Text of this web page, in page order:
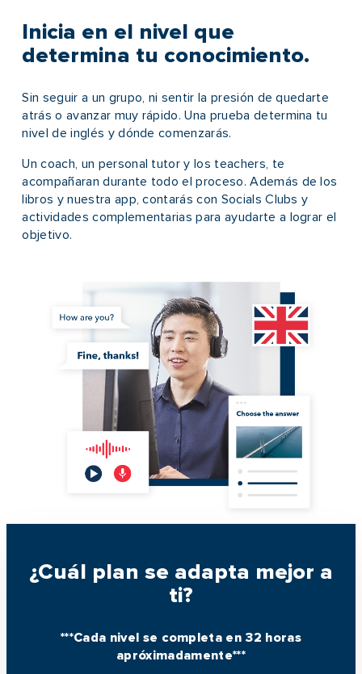
Inicia en el nivel que
determina tu conocimiento.
Sin seguir a un grupo, ni sentir la presión de quedarte
atrás o avanzar muy rápido. Una prueba determina tu
nivel de inglés y dónde comenzarás.
Un coach, un personal tutor y los teachers, te
acompañaran durante todo el proceso. Además de los
libros y nuestra app, contarás con Socials Clubs y
actividades complementarias para ayudarte a lograr el
objetivo.
¿Cuál plan se adapta mejor a
ti?
***Cada nivel se completa en 32 horas
apróximadamente***